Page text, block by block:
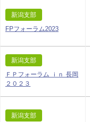
新潟支部
FPフォーラム2023
新潟支部
ＦＰフォーラム ｉｎ 長岡
２０２３
新潟支部